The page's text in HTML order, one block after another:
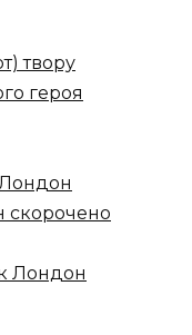
твору
героя
скорочено
Лондон